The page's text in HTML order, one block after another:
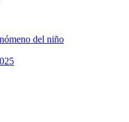
del niño